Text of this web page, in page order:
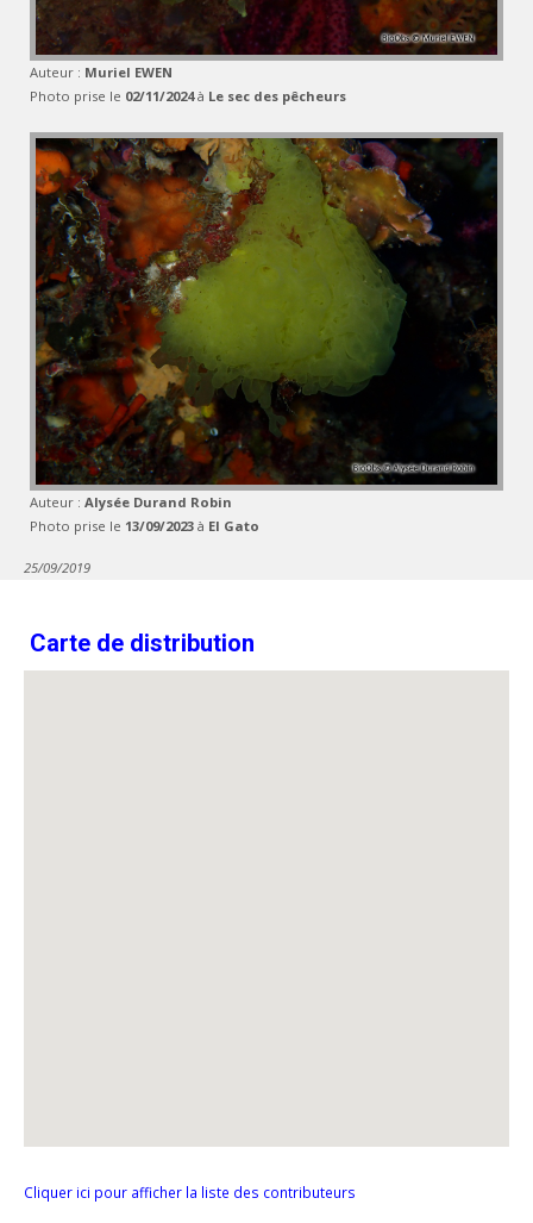
Auteur : Muriel EWEN
Photo prise le 02/11/2024à Le sec des pêcheurs
Auteur : Alysée Durand Robin
Photo prise le 13/09/2023 à El Gato
25/09/2019
Carte de distribution
Cliquer ici pour afficher la liste des contributeurs